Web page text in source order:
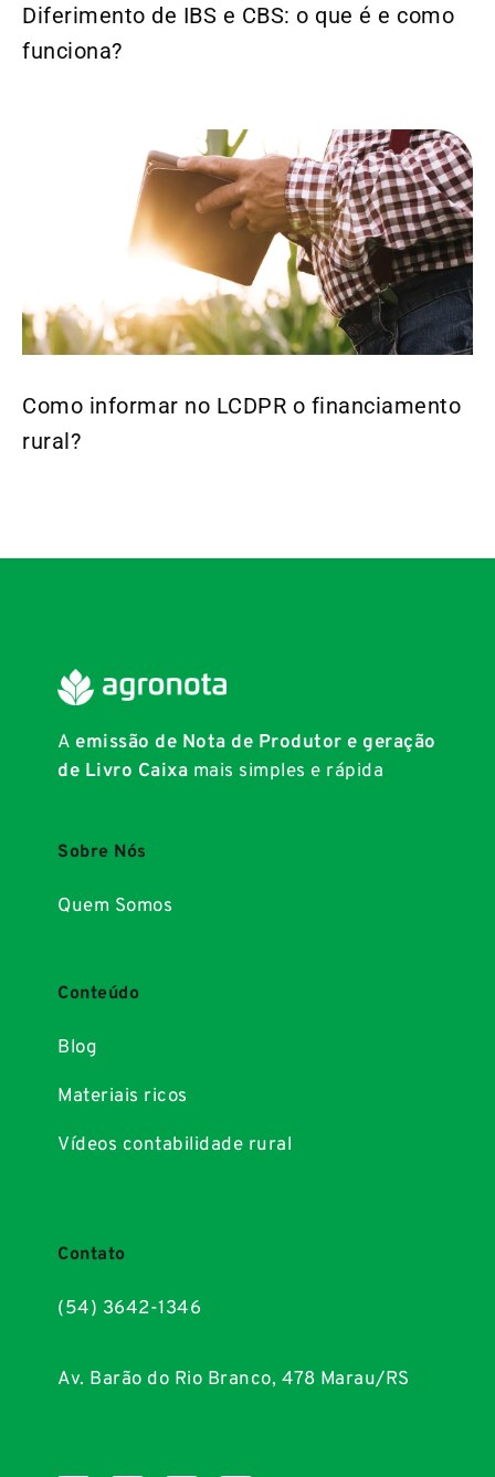
Diferimento de IBS e CBS: o que é e como
funciona?
Como informar no LCDPR o financiamento
rural?
Aemissão de Nota de Produtor e geração
de Livro Caixa mais simples e rápida
Sobre Nós
Quem Somos
Conteúdo
Blog
Materiais ricos
Vídeos contabilidade rural
Contato
(54) 3642-1346
Av. Barão do Rio Branco, 478 Marau/RS